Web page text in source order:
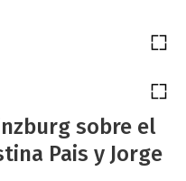
sobre el
Pais y Jorge